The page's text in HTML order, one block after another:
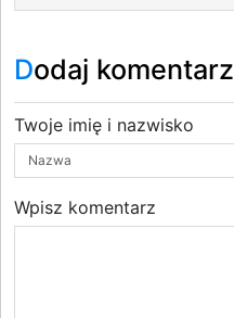
Dodaj komentarz
Twoje imię i nazwisko
Wpisz komentarz